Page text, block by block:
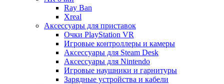
Ray Ban
Xreal
Аксессуары для приставок
Очки PlayStation VR
Игровые контроллеры и камеры
Аксессуары для Steam Desk
Аксессуары для Nintendo
Игровые наушники и гарнитуры
Зарядные устройства и кабели